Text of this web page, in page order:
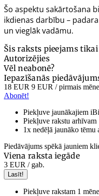
Šo aspektu sakārtošana
ikdienas darbību –
un vieglāk vadāmu.
Šis raksts pieejams
Autorizējies
Vēl neabonē?
Iepazīšanās
18 EUR 9 EUR / pirmais
Abonēt!
Piekļuve jaunākajiem
Piekļuve rakstu arhīvam
1x nedēļā jaunāko tēmu
Piedāvājums spēkā jauniem
Viena raksta iegāde
3 EUR / gab.
Lasīt!
Piekļuve rakstam 1